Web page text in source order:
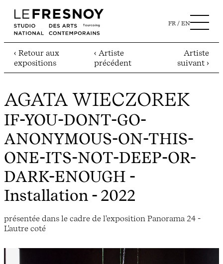
FR EN
‹ Retour aux
expositions
‹ Artiste
précédent
Artiste
suivant ›
AGATA WIECZOREK
IF-YOU-DONT-GO-
ANONYMOUS-ON-THIS-
ONE-ITS-NOT-DEEP-OR-
DARK-ENOUGH -
Installation - 2022
présentée dans le cadre de l'exposition Panorama 24 -
L'autre coté